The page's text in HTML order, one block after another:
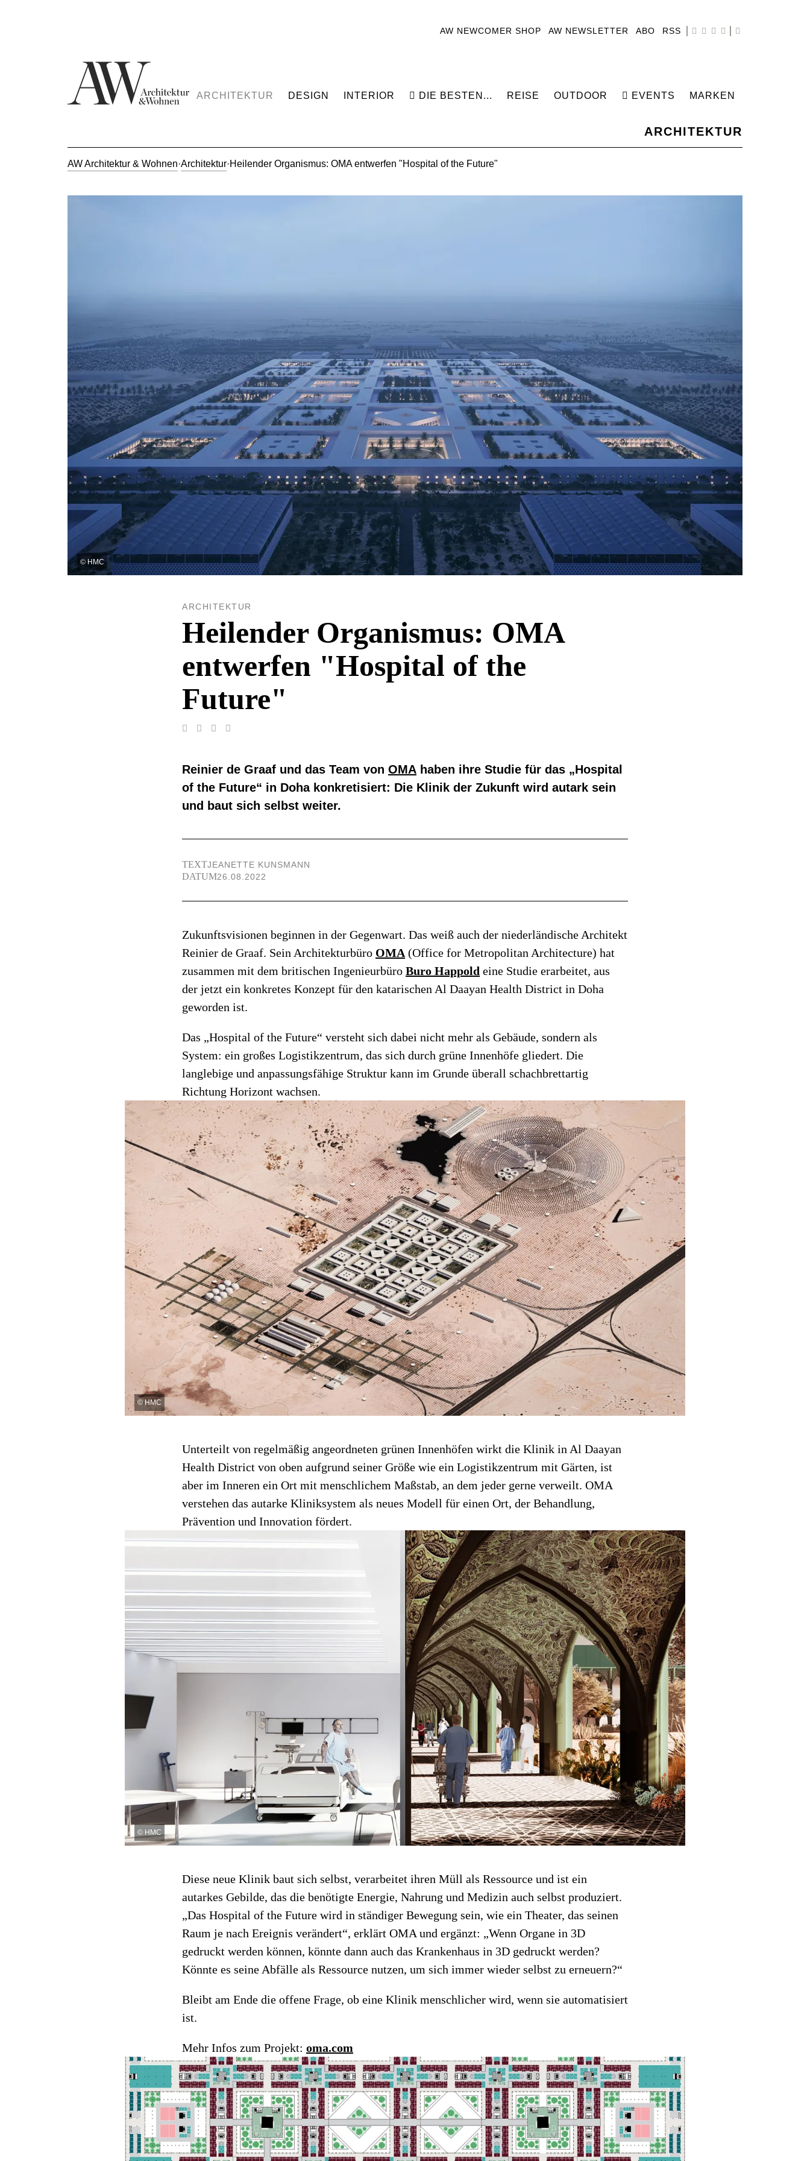
AW NEWCOMER SHOP AW NEWSLETTER ABO RSS
ARCHITEKTUR DESIGN INTERIOR DIE BESTEN... REISE OUTDOOR EVENTS MARKEN
ARCHITEKTUR
AW Architektur & Wohnen·Architektur·Heilender Organismus: OMA entwerfen "Hospital of the Future"
© HMC
ARCHITEKTUR
Heilender Organismus: OMA
entwerfen "Hospital of the
Future"
Reinier de Graaf und das Team von OMA haben ihre Studie für das „Hospital
of the Future“ in Doha konkretisiert: Die Klinik der Zukunft wird autark sein
und baut sich selbst weiter.
TEXTJEANETTE KUNSMANN
DATUM26.08.2022
© HMC
Zukunftsvisionen beginnen in der Gegenwart. Das weiß auch der niederländische Architekt
Reinier de Graaf. Sein Architekturbüro OMA (Office for Metropolitan Architecture) hat
zusammen mit dem britischen Ingenieurbüro Buro Happold eine Studie erarbeitet, aus
der jetzt ein konkretes Konzept für den katarischen Al Daayan Health District in Doha
geworden ist.
Das „Hospital of the Future“ versteht sich dabei nicht mehr als Gebäude, sondern als
System: ein großes Logistikzentrum, das sich durch grüne Innenhöfe gliedert. Die
langlebige und anpassungsfähige Struktur kann im Grunde überall schachbrettartig
Richtung Horizont wachsen.
© HMC
Unterteilt von regelmäßig angeordneten grünen Innenhöfen wirkt die Klinik in Al Daayan
Health District von oben aufgrund seiner Größe wie ein Logistikzentrum mit Gärten, ist
aber im Inneren ein Ort mit menschlichem Maßstab, an dem jeder gerne verweilt. OMA
verstehen das autarke Kliniksystem als neues Modell für einen Ort, der Behandlung,
Prävention und Innovation fördert.
Diese neue Klinik baut sich selbst, verarbeitet ihren Müll als Ressource und ist ein
autarkes Gebilde, das die benötigte Energie, Nahrung und Medizin auch selbst produziert.
„Das Hospital of the Future wird in ständiger Bewegung sein, wie ein Theater, das seinen
Raum je nach Ereignis verändert“, erklärt OMA und ergänzt: „Wenn Organe in 3D
gedruckt werden können, könnte dann auch das Krankenhaus in 3D gedruckt werden?
Könnte es seine Abfälle als Ressource nutzen, um sich immer wieder selbst zu erneuern?“
Bleibt am Ende die offene Frage, ob eine Klinik menschlicher wird, wenn sie automatisiert
ist.
Mehr Infos zum Projekt: oma.com